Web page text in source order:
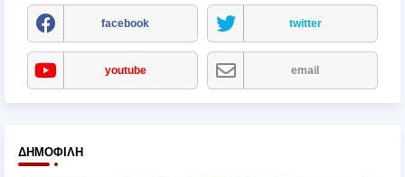
facebook twitter
youtube email
ΔΗΜΟΦΙΛΉ